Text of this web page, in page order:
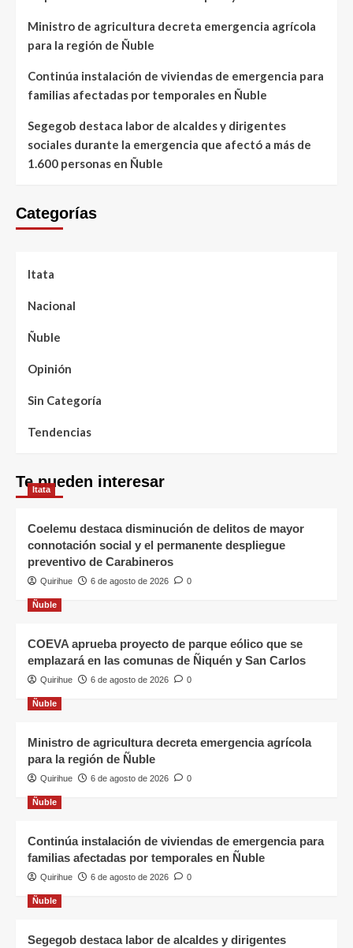
Ministro de agricultura decreta emergencia agrícola
para la región de Ñuble
Continúa instalación de viviendas de emergencia para
familias afectadas por temporales en Ñuble
Segegob destaca labor de alcaldes y dirigentes
sociales durante la emergencia que afectó a más de
1.600 personas en Ñuble
Categorías
Itata
Nacional
Ñuble
Opinión
Sin Categoría
Tendencias
Te pueden interesar
Itata
Coelemu destaca disminución de delitos de mayor
connotación social y el permanente despliegue
preventivo de Carabineros
Quirihue 6 de agosto de 2026 0
Ñuble
COEVA aprueba proyecto de parque eólico que se
emplazará en las comunas de Ñiquén y San Carlos
Quirihue 6 de agosto de 2026 0
Ñuble
Ministro de agricultura decreta emergencia agrícola
para la región de Ñuble
Quirihue 6 de agosto de 2026 0
Ñuble
Continúa instalación de viviendas de emergencia para
familias afectadas por temporales en Ñuble
Quirihue 6 de agosto de 2026 0
Ñuble
Segegob destaca labor de alcaldes y dirigentes